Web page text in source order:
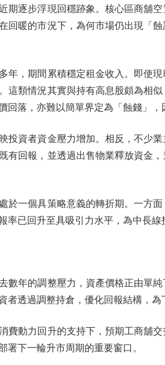
步浮現回穩跡象。核心區商舖空
回暖的市況下，為何市場仍出現「
，期間累積穩定租金收入。即使現
這類情況其實與持有高息股頗為相
回落，亦難以簡單界定為「蝕錢」，
資者資金壓力增加。相反，不少業
有回報，並透過出售物業釋放資金
一個具策略意義的轉折期。一方面
率已回升至具吸引力水平，為中長線
年的調整壓力，資產價格正由單純
透過調整持倉，優化回報結構，為
動力回升的支持下，預期工商舖交
署下一輪升市周期的重要窗口。